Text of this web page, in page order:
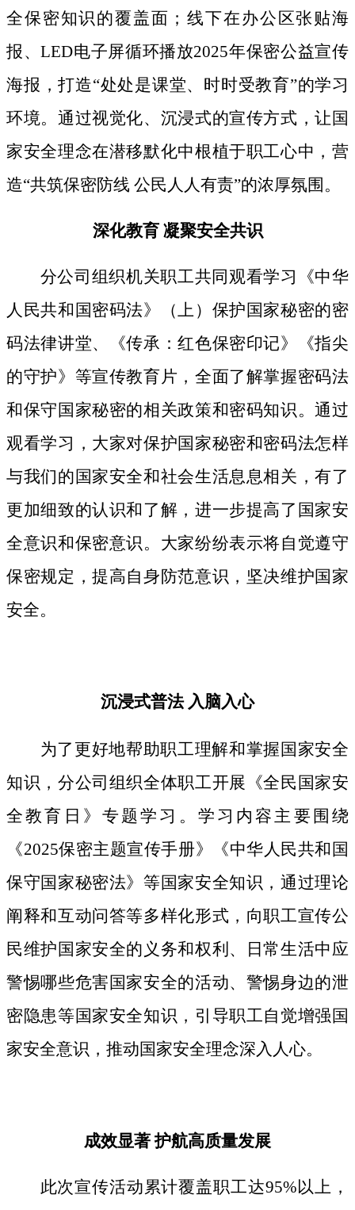
全保密知识的覆盖面；线下在办公区张贴海
报、LED电子屏循环播放2025年保密公益宣传
海报，打造“处处是课堂、时时受教育”的学习
环境。通过视觉化、沉浸式的宣传方式，让国
家安全理念在潜移默化中根植于职工心中，营
造“共筑保密防线 公民人人有责”的浓厚氛围。
深化教育凝聚安全共识
分公司组织机关职工共同观看学习《中华
人民共和国密码法》
（上）保护国家秘密的密
码法律讲堂、
《传承：红色保密印记》《指尖
的守护》等宣传教育片， 全面了解掌握密码法
和保守国家秘密的相关政策和密码知识。通过
观看学习，大家对保护国家秘密和密码法怎样
与我们的国家安全和社会生活息息相关，有了
更加细致的认识和了解，进一步提高了国家安
全意识和保密意识。大家纷纷表示将自觉遵守
保密规定，提高自身防范意识，坚决维护国家
安全。
沉浸式普法 入脑入心
为了更好地帮助职工理解和掌握国家安全
知识，分公司组织全体职工开展《全民国家安
全教育日》专题学习。学习内容主要围绕
《2025保密主题宣传手册》《中华人民共和国
保守国家秘密法》等国家安全知识，通过理论
阐释和互动问答等多样化形式，向职工宣传公
民维护国家安全的义务和权利、日常生活中应
警惕哪些危害国家安全的活动、警惕身边的泄
密隐患等国家安全知识，引导职工自觉增强国
家安全意识，推动国家安全理念深入人心。
成效显著护航高质量发展
此次宣传活动累计覆盖职工达95%以上，